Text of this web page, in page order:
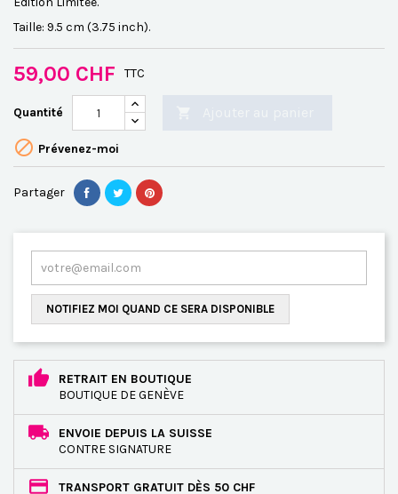
Taille: 9.5 cm (3.75 inch).
59,00 CHF TTC
Quantité
 Prévenez-moi
Partager
NOTIFIEZ MOI QUAND CE SERA DISPONIBLE
RETRAIT EN BOUTIQUE
BOUTIQUE DE GENÈVE
ENVOIE DEPUIS LA SUISSE
CONTRE SIGNATURE
TRANSPORT GRATUIT DÈS 50 CHF